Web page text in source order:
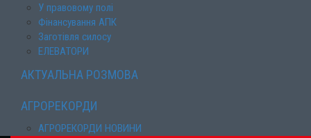
У правовому полі
Фінансування АПК
Заготівля силосу
ЕЛЕВАТОРИ
АКТУАЛЬНА РОЗМОВА
АГРОРЕКОРДИ
АГРОРЕКОРДИ НОВИНИ